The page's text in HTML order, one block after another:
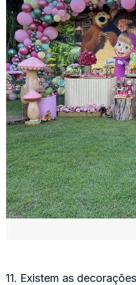
11. Existem as